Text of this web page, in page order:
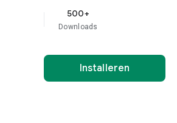
500+
Downloads
Installeren